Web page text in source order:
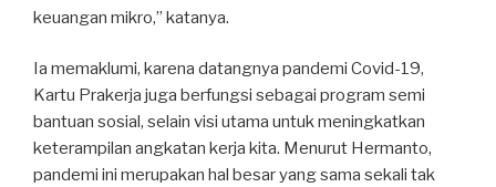
keuangan mikro,” katanya.
Ia memaklumi, karena datangnya pandemi Covid-19,
Kartu Prakerja juga berfungsi sebagai program semi
bantuan sosial, selain visi utama untuk meningkatkan
keterampilan angkatan kerja kita. Menurut Hermanto,
pandemi ini merupakan hal besar yang sama sekali tak